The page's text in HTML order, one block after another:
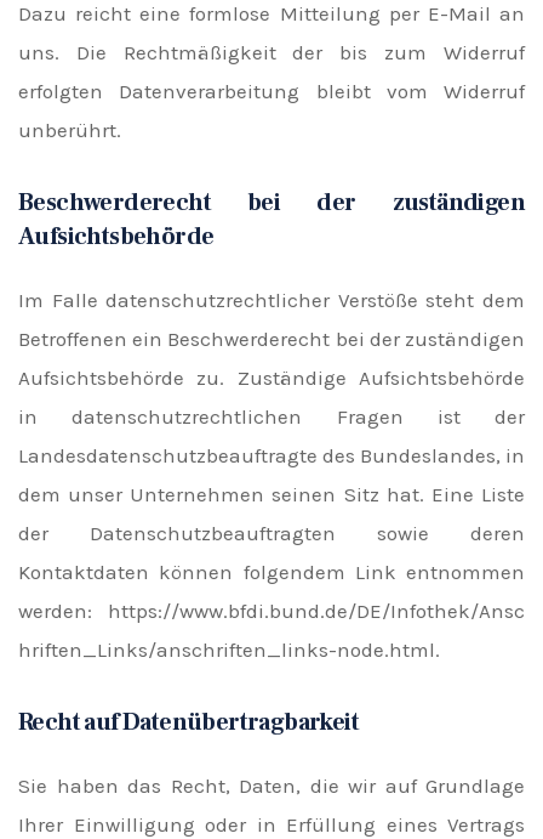
Dazu reicht eine formlose Mitteilung per E-Mail an
uns. Die Rechtmäßigkeit der bis zum Widerruf
erfolgten Datenverarbeitung bleibt vom Widerruf
unberührt.
Beschwerderecht bei der zuständigen
Aufsichtsbehörde
Im Falle datenschutzrechtlicher Verstöße steht dem
Betroffenen ein Beschwerderecht bei der zuständigen
Aufsichtsbehörde zu. Zuständige Aufsichtsbehörde
in datenschutzrechtlichen Fragen ist der
Landesdatenschutzbeauftragte des Bundeslandes, in
dem unser Unternehmen seinen Sitz hat. Eine Liste
der Datenschutzbeauftragten sowie deren
Kontaktdaten können folgendem Link entnommen
werden: https://www.bfdi.bund.de/DE/Infothek/Ansc
hriften_Links/anschriften_links-node.html.
Recht auf Datenübertragbarkeit
Sie haben das Recht, Daten, die wir auf Grundlage
Ihrer Einwilligung oder in Erfüllung eines Vertrags